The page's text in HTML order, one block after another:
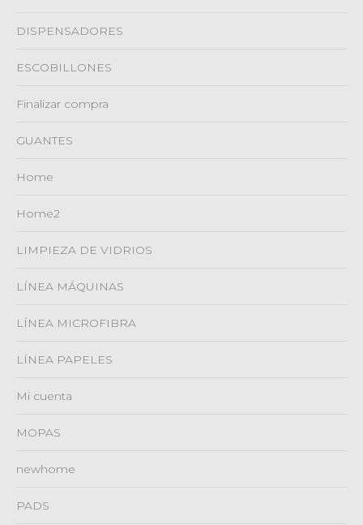
DISPENSADORES
ESCOBILLONES
Finalizar compra
GUANTES
Home
Home2
LIMPIEZA DE VIDRIOS
LÍNEA MÁQUINAS
LÍNEA MICROFIBRA
LÍNEA PAPELES
Mi cuenta
MOPAS
newhome
PADS